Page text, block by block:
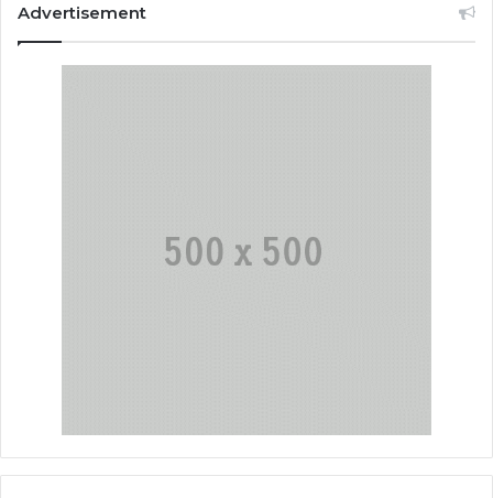
Advertisement